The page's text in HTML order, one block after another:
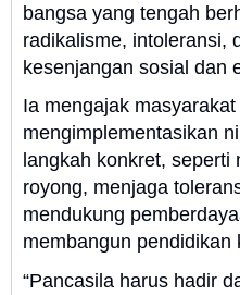
bangsa yang tengah
radikalisme, intoleransi,
kesenjangan sosial dan
Ia mengajak
mengimplementasikan
langkah konkret, seperti
royong, menjaga
mendukung
membangun pendidikan
“Pancasila harus hadir